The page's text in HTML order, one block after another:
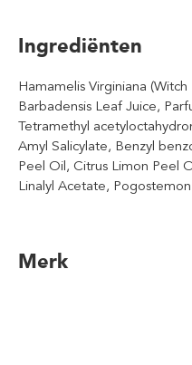
Ingrediënten
Hamamelis Virginiana
Barbadensis Leaf Juice,
Tetramethyl
Amyl Salicylate, Benzyl
Peel Oil, Citrus Limon Peel
Linalyl Acetate,
Merk